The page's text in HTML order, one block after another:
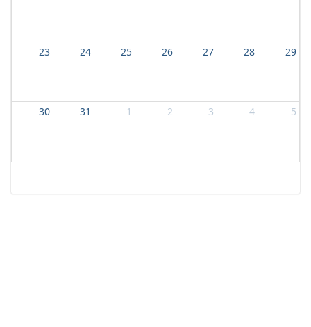
23 24 25 26 27 28 29
30 31 1 2 3 4 5